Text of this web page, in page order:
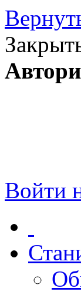
Войти